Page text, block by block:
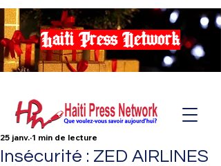
Haiti Press Network
Insécurité : ZED AIRLINES
25 janv. 1 min de lecture